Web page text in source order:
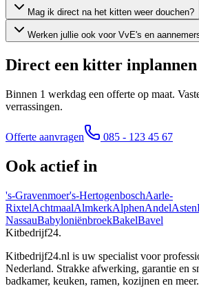
Mag ik direct na het kitten weer douchen?
Werken jullie ook voor VvE's en
Direct een kitter
Binnen 1 werkdag een offerte op maat.
verrassingen.
Offerte aanvragen 085 - 123 45 67
Ook actief in
's-Gravenmoer's-HertogenboschAarle-
RixtelAchtmaalAlmkerkAlphenAndelAsten
NassauBabyloniënbroekBakelBavel
Kitbedrijf24.
Kitbedrijf24.nl is uw specialist voor
Nederland. Strakke afwerking, garantie en
badkamer, keuken, ramen, kozijnen en meer.